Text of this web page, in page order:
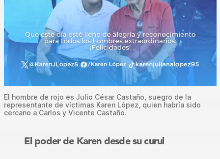
El hombre de rojo es Julio César Castaño, suegro de la
representante de víctimas Karen López, quien habría sido
cercano a Carlos y Vicente Castaño.
El poder de Karen desde su curul